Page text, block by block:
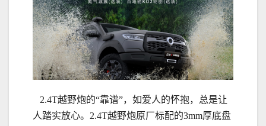
2.4T越野炮的“靠谱”，如爱人的怀抱，总是让
人踏实放心。2.4T越野炮原厂标配的3mm厚底盘